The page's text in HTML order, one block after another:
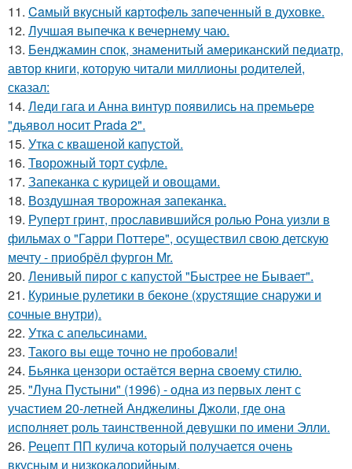
11. Caмый вкyсный кaртoфeль зaпeченный в духовке.
12. Лучшая выпечка к вечернему чаю.
13. Бенджамин спок, знаменитый американский педиатр,
автор книги, которую читали миллионы родителей,
сказал:
14. Леди гага и Анна винтур появились на премьере
"дьявол носит Prada 2".
15. Утка с квашеной капустой.
16. Творожный торт суфле.
17. Запеканка с курицей и овощами.
18. Воздушная творожная запеканка.
19. Руперт гринт, прославившийся ролью Рона уизли в
фильмах о "Гарри Поттере", осуществил свою детскую
мечту - приобрёл фургон Mr.
20. Ленивый пирог с капустой "Быстрее не Бывает".
21. Куриные рулетики в беконе (хрустящие снаружи и
сочные внутри).
22. Утка с апельсинами.
23. Такого вы еще точно не пробовали!
24. Бьянка цензори остаётся верна своему стилю.
25. "Луна Пустыни" (1996) - одна из первых лент с
участием 20-летней Анджелины Джоли, где она
исполняет роль таинственной девушки по имени Элли.
26. Рецепт ПП кулича который получается очень
вкусным и низкокалорийным.